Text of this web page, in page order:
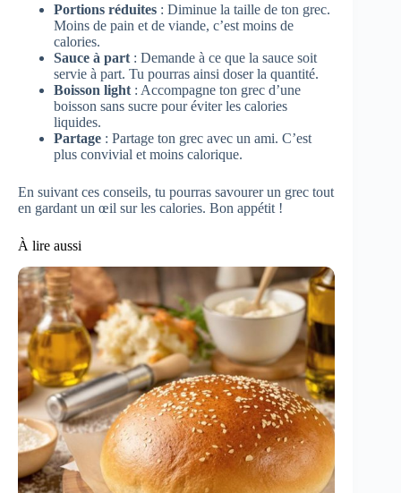
Portions réduites : Diminue la taille de ton grec.
Moins de pain et de viande, c’est moins de
calories.
Sauce à part : Demande à ce que la sauce soit
servie à part. Tu pourras ainsi doser la quantité.
Boisson light : Accompagne ton grec d’une
boisson sans sucre pour éviter les calories
liquides.
Partage : Partage ton grec avec un ami. C’est
plus convivial et moins calorique.
En suivant ces conseils, tu pourras savourer un grec tout
en gardant un œil sur les calories. Bon appétit !
À lire aussi